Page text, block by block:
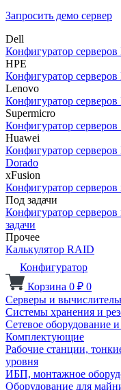
Запросить демо сервер
Dell
Конфигуратор серверов
HPE
Конфигуратор серверов
Lenovo
Конфигуратор
Supermicro
Конфигуратор серверов
Huawei
Конфигуратор серверов
Dorado
xFusion
Конфигуратор серверов
Под задачи
Конфигуратор серверов
задачи
Прочее
Калькулятор RAID
Конфигуратор
Корзина 0 ₽ 0
Серверы и
Системы хранения и
Сетевое оборудование
Комплектующие
Рабочие станции,
уровня
ИБП, монтажное
Оборудование для